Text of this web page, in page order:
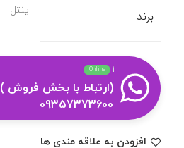
برند اینتل
1
Online
(ارتباط با بخش فروش )
09357373600
افزودن به علاقه مندی ها